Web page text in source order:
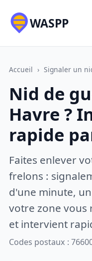
WASPP
Accueil › Signaler un
Nid de
Havre ?
rapide
Faites enlever
frelons :
d'une minute,
votre zone vous
et intervient
Codes postaux :